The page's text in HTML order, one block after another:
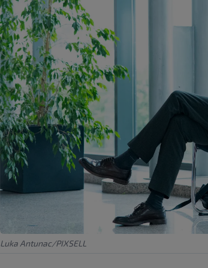
Luka Antunac/PIXSELL